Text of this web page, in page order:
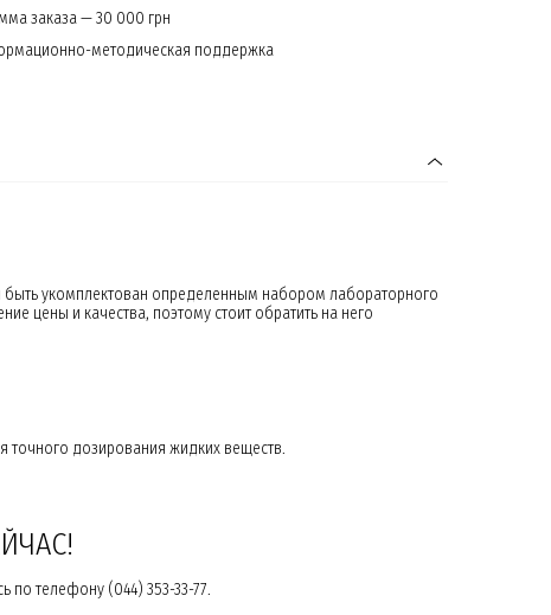
заказа — 30 000 грн
методическая поддержка
быть укомплектован определенным набором лабораторного
цены и качества, поэтому стоит обратить на него
точного дозирования жидких веществ.
телефону (044) 353-33-77.